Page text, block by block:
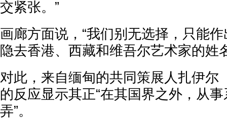
交紧张。”
画廊方面说，“我们别无选择，只能
隐去香港、西藏和维吾尔艺术家的姓
对此，来自缅甸的共同策展人扎伊尔
的反应显示其正“在其国界之外，从
弄”。